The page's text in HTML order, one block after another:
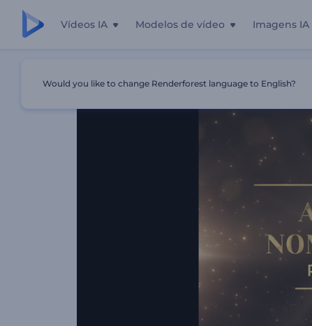
Vídeos IA Modelos de vídeo Imagens IA
Kit De Promoção De Indicação Para
Would you like to change Renderforest language to English?